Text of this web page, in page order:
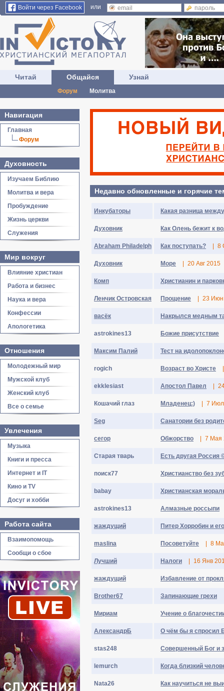
Войти через Facebook или
Читай Общайся
Форум Молитва
Узнай
Навигация
Главная
Форум
Духовность
Изучаем Библию
Молитва и вера
Пробуждение
Жизнь церкви
Служения
Мир вокруг
Влияние христиан
Работа и бизнес
Наука и вера
Конфессии
Апологетика
Отношения
Молодежный мир
Мужской клуб
Женский клуб
Все о семье
Увлечения
Музыка
Книги и пресса
Интернет и IT
Кино и TV
Досуг и хобби
Работа сайта
Взаимопомощь
Сообщи о сбое
Недавно обновленные и горячие
Инкубаторы Какая разница
Духовник Как Олень бежит к
Abraham Philadelph Как поступать? 8
Духовник Море 20 Авг 2015
Комп Христианин и
Ленчик Островская Прощение 23 Июн
васёк Накрылся медным
astrokines13 Божие присутствие
Максим Палий Тест на
rogich Возраст во Христе
ekklesiast Апостол Павел
Кошачий глаз Младенец:) 7
Seg Санатории без
сегор Обжорство 7 Мая
Старая тварь Есть другая Россия
поиск77 Христианство без
babay Христианская
astrokines13 Алмазные россыпи
жаждущий Питер Хорробин и
maslina Посоветуйте 8
Лyчший Налоги 16 Янв
жаждущий Избавление от
Brother67 Запинающие грехи
Мириам Учение о
АлександрБ О чём бы я спросил
stas248 Совершенный Бог и
lemurch Когда близкий
Nata26
Как научиться не